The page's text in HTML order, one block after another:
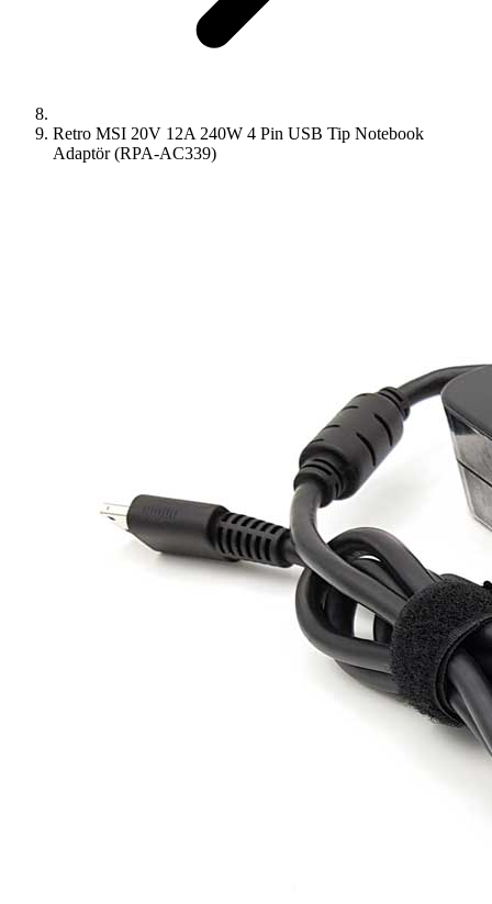
Retro MSI 20V 12A 240W 4 Pin USB Tip Notebook
Adaptör (RPA-AC339)